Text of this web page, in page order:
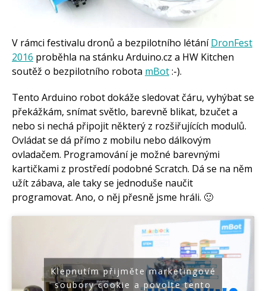
Arduino se Zbyškem Vodou
Arduino v příkladech
Arduino roboti
Makeblock
Micro:bit
Videa
V rámci festivalu dronů a bezpilotního létáníDronFest
2016 proběhla na stánku Arduino.cz a HW Kitchen
soutěž o bezpilotního robota mBot:-).
Tento Arduino robot dokáže sledovat čáru, vyhýbat se
překážkám, snímat světlo, barevně blikat, bzučet a
nebo si nechá připojit některý z rozšiřujících modulů.
Ovládat se dá přímo z mobilu nebo dálkovým
ovladačem. Programování je možné barevnými
kartičkami z prostředí podobné Scratch. Dá se na něm
užít zábava, ale taky se jednoduše naučit
programovat. Ano, o něj přesně jsme hráli. 🙂
Klepnutím přijměte marketingové
soubory cookie a povolte tento